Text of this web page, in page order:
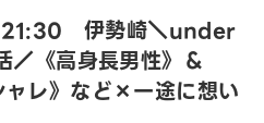
伊勢崎＼under
《高身長男性》＆
ャレ》など×一途に想い